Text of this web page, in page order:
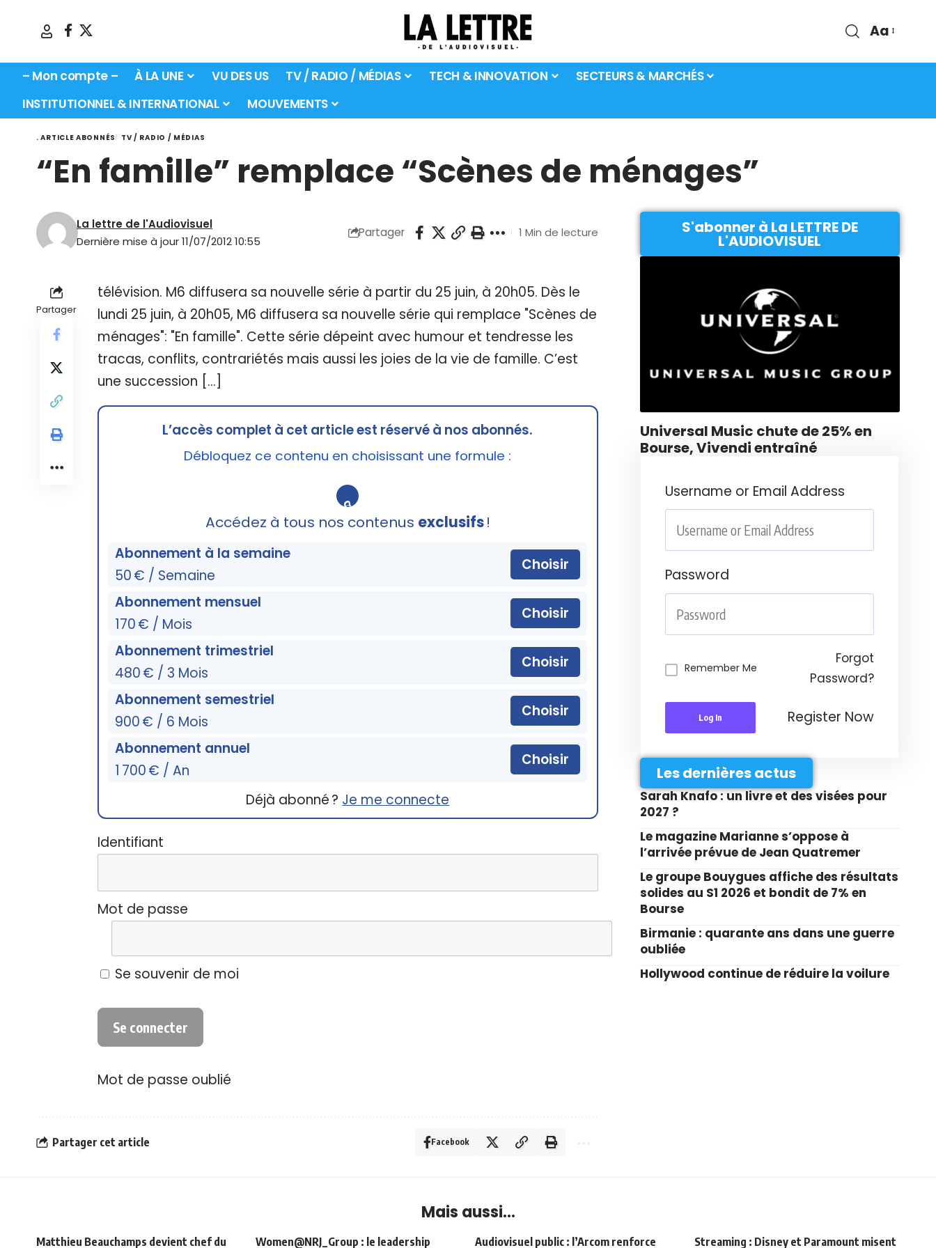
Aa
– Mon compte – À LA UNE VU DES US TV / RADIO / MÉDIAS TECH & INNOVATION
SECTEURS & MARCHÉS
INSTITUTIONNEL & INTERNATIONAL
MOUVEMENTS
. ARTICLE ABONNÉS TV / RADIO / MÉDIAS
“En famille” remplace “Scènes de ménages”
Dernière mise à jour 11/07/2012 10:55
La lettre de l'Audiovisuel
Partager 1 Min de lecture
Partager
télévision. M6 diffusera sa nouvelle série à partir du 25 juin, à 20h05. Dès le
lundi 25 juin, à 20h05, M6 diffusera sa nouvelle série qui remplace "Scènes de
ménages": "En famille". Cette série dépeint avec humour et tendresse les
tracas, conflits, contrariétés mais aussi les joies de la vie de famille. C’est
une succession […]
L’accès complet à cet article est réservé à nos abonnés.
Débloquez ce contenu en choisissant une formule :
🔒
Accédez à tous nos contenus exclusifs!
Abonnement à la semaine
50 € / Semaine
Choisir
Abonnement mensuel
170 € / Mois
Choisir
Abonnement trimestriel
480 € / 3 Mois
Choisir
Abonnement semestriel
900 € / 6 Mois
Choisir
Abonnement annuel
1 700 € / An
Choisir
Déjà abonné ? Je me connecte
Identifiant
Mot de passe
Se souvenir de moi
Mot de passe oublié
Partager cet article Facebook
S'abonner à La LETTRE DE
L'AUDIOVISUEL
Universal Music chute de 25% en
Bourse, Vivendi entraîné
Username or Email Address
Password
Remember Me
Forgot
Password?
Log In Register Now
Les dernières actus
Sarah Knafo : un livre et des visées pour
2027 ?
Le magazine Marianne s’oppose à
l’arrivée prévue de Jean Quatremer
Le groupe Bouygues affiche des résultats
solides au S1 2026 et bondit de 7% en
Bourse
Birmanie : quarante ans dans une guerre
oubliée
Hollywood continue de réduire la voilure
Mais aussi...
Matthieu Beauchamps devient chef du Women@NRJ_Group : le leadership Audiovisuel public : l’Arcom renforce Streaming : Disney et Paramount misent